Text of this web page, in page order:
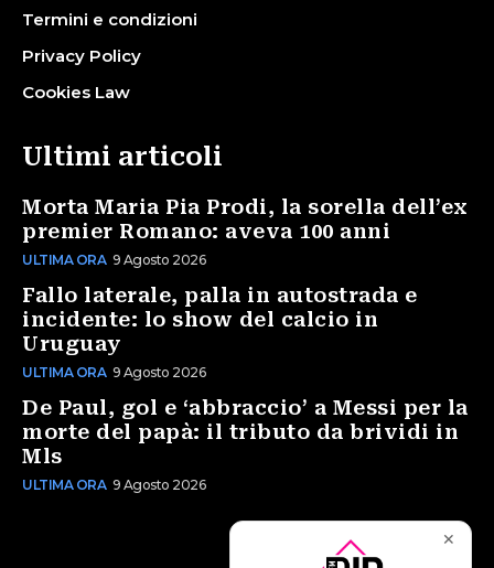
Termini e condizioni
Privacy Policy
Cookies Law
Ultimi articoli
Morta Maria Pia Prodi, la sorella dell’ex
premier Romano: aveva 100 anni
ULTIMA ORA 9 Agosto 2026
Fallo laterale, palla in autostrada e
incidente: lo show del calcio in
Uruguay
ULTIMA ORA 9 Agosto 2026
De Paul, gol e ‘abbraccio’ a Messi per la
morte del papà: il tributo da brividi in
Mls
ULTIMA ORA 9 Agosto 2026
✕